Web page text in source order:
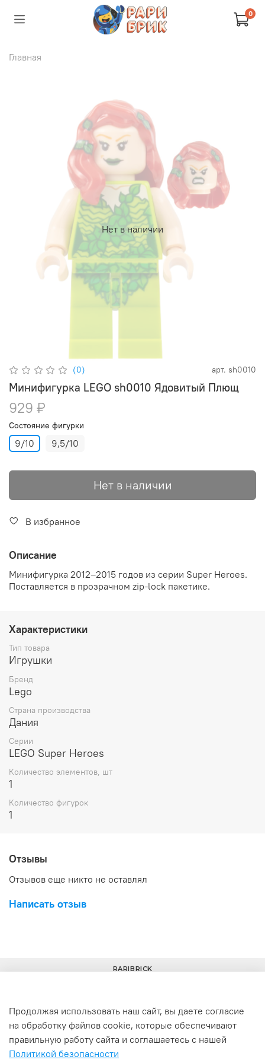
0
Главная
Нет в наличии
(0) арт. sh0010
Минифигурка LEGO sh0010 Ядовитый Плющ
929 ₽
Состояние фигурки
9/10 9,5/10
Нет в наличии
В избранное
Описание
Минифигурка 2012–2015 годов из серии Super Heroes.
Поставляется в прозрачном zip-lock пакетике.
Характеристики
Тип товара
Игрушки
Бренд
Lego
Страна производства
Дания
Серии
LEGO Super Heroes
Количество элементов, шт
1
Количество фигурок
1
Отзывы
Отзывов еще никто не оставлял
Написать отзыв
+7(977) 633-00-30
info@raribrick.ru
г. Москва, Перерва ул., 52, стр. 1
RARIBRICK
Продолжая использовать наш сайт, вы даете согласие
на обработку файлов cookie, которые обеспечивают
правильную работу сайта и соглашаетесь с нашей
Политикой безопасности